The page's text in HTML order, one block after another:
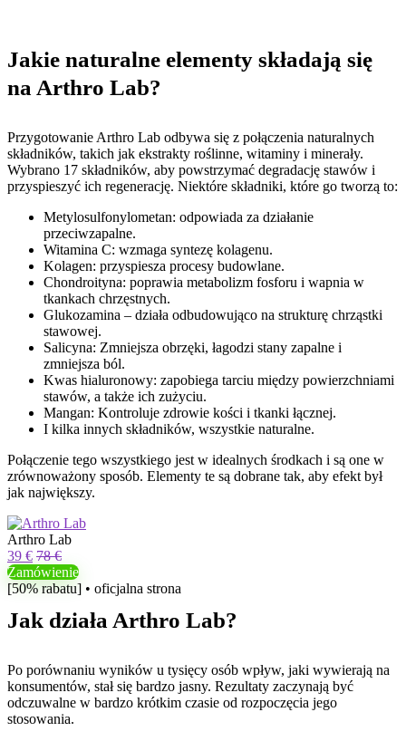
Jakie naturalne elementy składają się
na Arthro Lab?
Przygotowanie Arthro Lab odbywa się z połączenia naturalnych
składników, takich jak ekstrakty roślinne, witaminy i minerały.
Wybrano 17 składników, aby powstrzymać degradację stawów i
przyspieszyć ich regenerację. Niektóre składniki, które go tworzą to:
Metylosulfonylometan: odpowiada za działanie
przeciwzapalne.
Witamina C: wzmaga syntezę kolagenu.
Kolagen: przyspiesza procesy budowlane.
Chondroityna: poprawia metabolizm fosforu i wapnia w
tkankach chrzęstnych.
Glukozamina – działa odbudowująco na strukturę chrząstki
stawowej.
Salicyna: Zmniejsza obrzęki, łagodzi stany zapalne i
zmniejsza ból.
Kwas hialuronowy: zapobiega tarciu między powierzchniami
stawów, a także ich zużyciu.
Mangan: Kontroluje zdrowie kości i tkanki łącznej.
I kilka innych składników, wszystkie naturalne.
Połączenie tego wszystkiego jest w idealnych środkach i są one w
zrównoważony sposób. Elementy te są dobrane tak, aby efekt był
jak największy.
Arthro Lab
39 € 78 €
Zamówienie
[50% rabatu] • oficjalna strona
Jak działa Arthro Lab?
Po porównaniu wyników u tysięcy osób wpływ, jaki wywierają na
konsumentów, stał się bardzo jasny. Rezultaty zaczynają być
odczuwalne w bardzo krótkim czasie od rozpoczęcia jego
stosowania.